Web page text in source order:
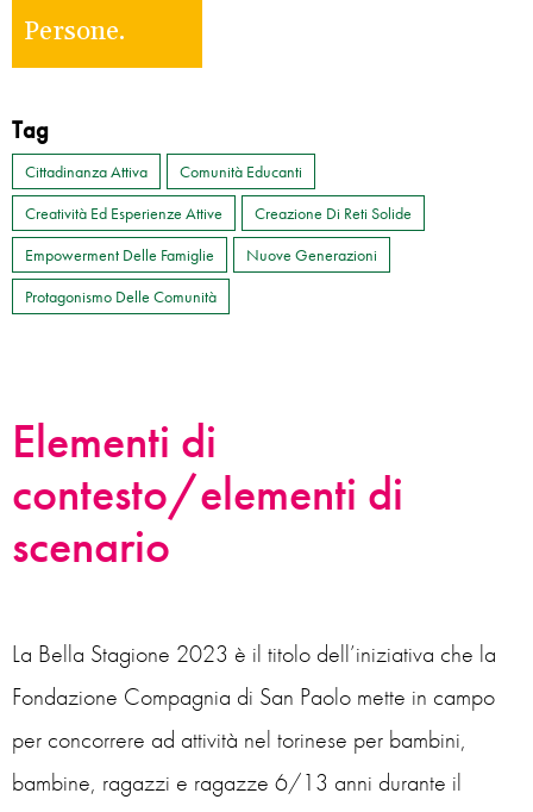
Persone.
Tag
Cittadinanza Attiva
Comunità Educanti
Creatività Ed Esperienze Attive
Creazione Di Reti Solide
Empowerment Delle Famiglie
Nuove Generazioni
Protagonismo Delle Comunità
Elementi di
contesto/elementi di
scenario
La Bella Stagione 2023 è il titolo dell’iniziativa che la
Fondazione Compagnia di San Paolo mette in campo
per concorrere ad attività nel torinese per bambini,
bambine, ragazzi e ragazze 6/13 anni durante il